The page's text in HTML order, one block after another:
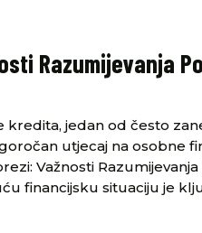
Razumijevanja
jedan od često
utjecaj na osobne
Važnosti
financijsku situaciju je